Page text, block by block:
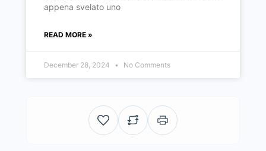
appena svelato uno
READ MORE »
December 28, 2024 No Comments